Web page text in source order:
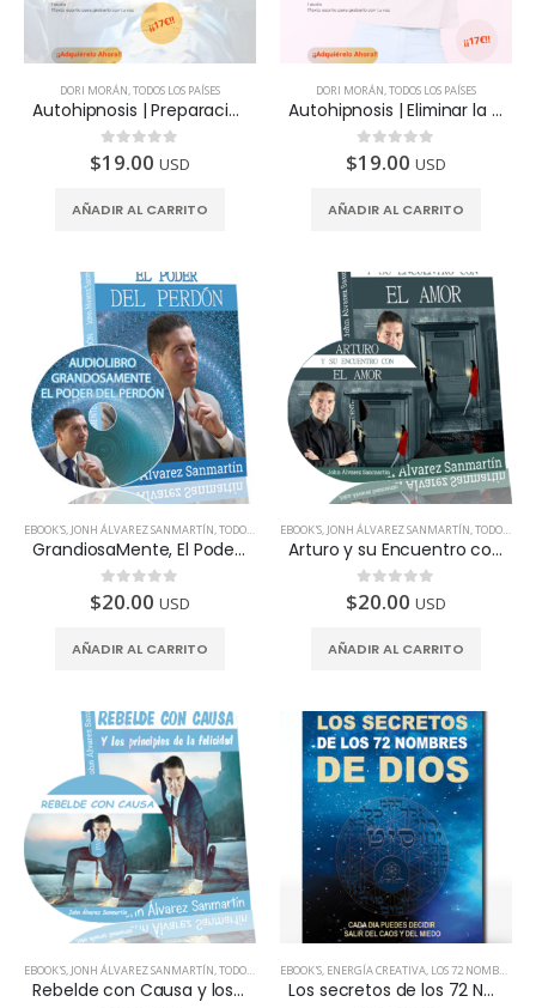
DORI MORÁN,TODOS LOS PAÍSES
Autohipnosis | Preparación para una cirugía
0 de 5
$19.00 USD
AÑADIR AL CARRITO
DORI MORÁN,TODOS LOS PAÍSES
Autohipnosis | Eliminar la obsesión por el éxito
0 de 5
$19.00 USD
AÑADIR AL CARRITO
EBOOK'S, JONH ÁLVAREZ SANMARTÍN,TODOS LOS PAÍSES
GrandiosaMente, El Poder del Perdón – Ebook y Audiolibro
0de 5
$20.00 USD
AÑADIR AL CARRITO
EBOOK'S, JONH ÁLVAREZ SANMARTÍN,TODOS LOS PAÍSES
Arturo y su Encuentro con el Amor – Ebook y Audiolibro
0de 5
$20.00 USD
AÑADIR AL CARRITO
EBOOK'S, JONH ÁLVAREZ SANMARTÍN,TODOS LOS PAÍSES
Rebelde con Causa y los Principios de la Felicidad – Ebook y Audiolibro
EBOOK'S, ENERGÍA CREATIVA, LOS 72 NOMBRES DE DIOS
Los secretos de los 72 Nombres de Dios | Ebook